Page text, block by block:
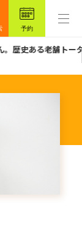
予約
歴史ある老舗トー